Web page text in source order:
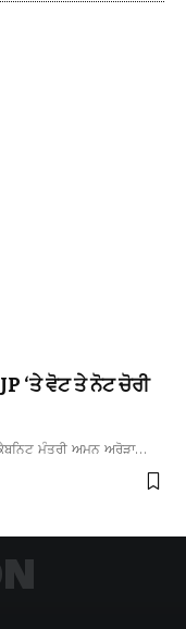
‘ਤੇ ਵੋਟ ਤੇ ਨੋਟ ਚੋਰੀ
ਮੰਤਰੀ ਅਮਨ ਅਰੋੜਾ…